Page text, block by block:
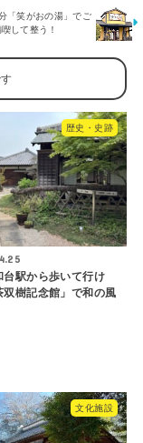
「笑がおの湯」でご
して整う！
歴史・史跡
台駅から歩いて行け
双樹記念館」で和の風
文化施設